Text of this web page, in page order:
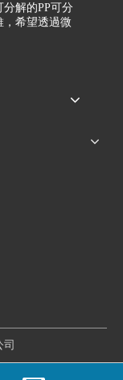
解的PP可分
，希望透過微